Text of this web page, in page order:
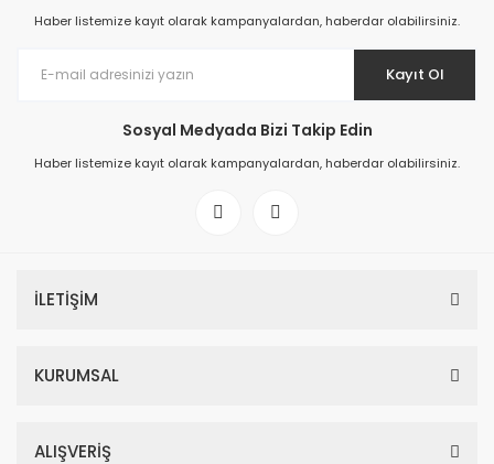
Haber listemize kayıt olarak kampanyalardan, haberdar olabilirsiniz.
Kayıt Ol
Sosyal Medyada Bizi Takip Edin
Haber listemize kayıt olarak kampanyalardan, haberdar olabilirsiniz.
İLETİŞİM
KURUMSAL
ALIŞVERİŞ